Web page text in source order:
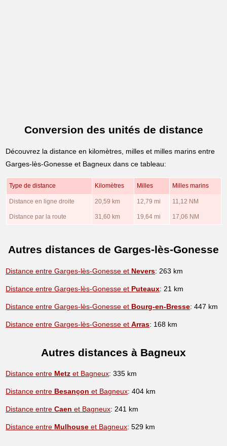
Conversion des unités de distance
Découvrez la distance en kilomètres, milles et milles marins entre
Garges-lès-Gonesse et Bagneux dans ce tableau:
Type de distance Kilomètres Milles Milles marins
Distance en ligne droite 20,59 km 12,79 mi 11,12 NM
Distance par la route 31,60 km 19,64 mi 17,06 NM
Autres distances de Garges-lès-Gonesse
Distance entre Garges-lès-Gonesse et Nevers: 263 km
Distance entre Garges-lès-Gonesse et Puteaux: 21 km
Distance entre Garges-lès-Gonesse et Bourg-en-Bresse: 447 km
Distance entre Garges-lès-Gonesse etArras: 168 km
Autres distances à Bagneux
Distance entre Metz et Bagneux: 335 km
Distance entre Besançon et Bagneux: 404 km
Distance entreCaen et Bagneux: 241 km
Distance entre Mulhouse et Bagneux: 529 km